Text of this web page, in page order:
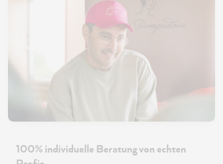
100% individuelle Beratung von echten